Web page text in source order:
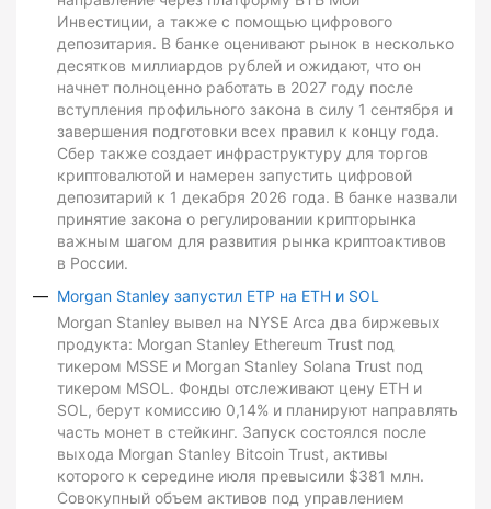
Инвестиции, а также с помощью цифрового
депозитария. В банке оценивают рынок в несколько
десятков миллиардов рублей и ожидают, что он
начнет полноценно работать в 2027 году после
вступления профильного закона в силу 1 сентября и
завершения подготовки всех правил к концу года.
Сбер также создает инфраструктуру для торгов
криптовалютой и намерен запустить цифровой
депозитарий к 1 декабря 2026 года. В банке назвали
принятие закона о регулировании крипторынка
важным шагом для развития рынка криптоактивов
в России.
Morgan Stanley запустил ETP на ETH и SOL
Morgan Stanley вывел на NYSE Arca два биржевых
продукта: Morgan Stanley Ethereum Trust под
тикером MSSE и Morgan Stanley Solana Trust под
тикером MSOL. Фонды отслеживают цену ETH и
SOL, берут комиссию 0,14% и планируют направлять
часть монет в стейкинг. Запуск состоялся после
выхода Morgan Stanley Bitcoin Trust, активы
которого к середине июля превысили $381 млн.
Совокупный объем активов под управлением